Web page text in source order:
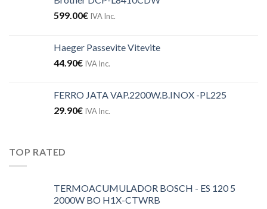
599.00€ IVA Inc.
Haeger Passevite Vitevite
44.90€ IVA Inc.
FERRO JATA VAP.2200W.B.INOX -PL225
29.90€ IVA Inc.
TOP RATED
TERMOACUMULADOR BOSCH - ES 120 5
2000W BO H1X-CTWRB